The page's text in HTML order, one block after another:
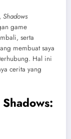
, Shadows
game
serta
membuat saya
Hal ini
cerita yang
: